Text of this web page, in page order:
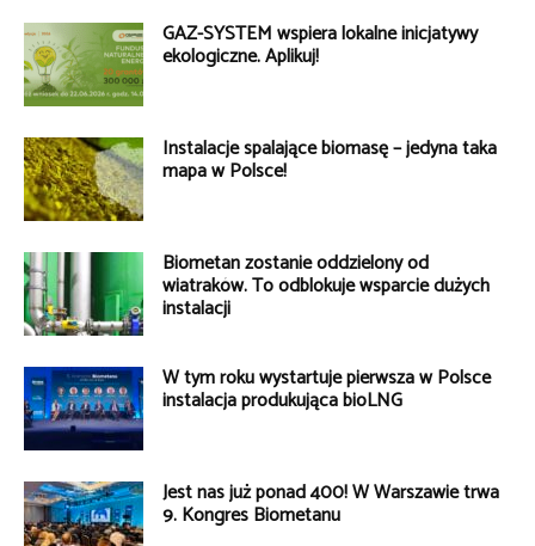
GAZ-SYSTEM wspiera lokalne inicjatywy
ekologiczne. Aplikuj!
Instalacje spalające biomasę – jedyna taka
mapa w Polsce!
Biometan zostanie oddzielony od
wiatraków. To odblokuje wsparcie dużych
instalacji
W tym roku wystartuje pierwsza w Polsce
instalacja produkująca bioLNG
Jest nas już ponad 400! W Warszawie trwa
9. Kongres Biometanu